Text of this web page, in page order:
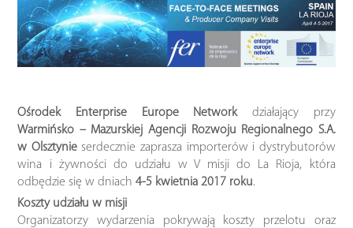
Ośrodek Enterprise Europe Networkdziałający przy
Warmińsko – Mazurskiej Agencji Rozwoju Regionalnego S.A.
w Olsztynieserdecznie zaprasza importerów i dystrybutorów
wina i żywności do udziału w V misji do La Rioja, która
odbędzie się w dniach4-5 kwietnia 2017 roku.
Koszty udziału w misji
Organizatorzy wydarzenia pokrywają koszty przelotu oraz